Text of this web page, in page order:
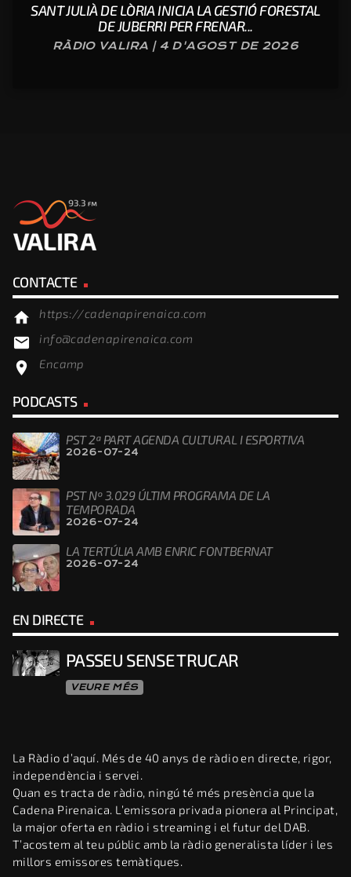
SANT JULIÀ DE LÒRIA INICIA LA GESTIÓ FORESTAL
DE JUBERRI PER FRENAR...
RÀDIO VALIRA | 4 D'AGOST DE 2026
CONTACTE
home https://cadenapirenaica.com
email info@cadenapirenaica.com
location_on Encamp
PODCASTS
PST 2ª PART AGENDA CULTURAL I ESPORTIVA
2026-07-24
PST Nº 3.029 ÚLTIM PROGRAMA DE LA
TEMPORADA
2026-07-24
LA TERTÚLIA AMB ENRIC FONTBERNAT
2026-07-24
EN DIRECTE
PASSEU SENSE TRUCAR
VEURE MÉS
La Ràdio d’aquí. Més de 40 anys de ràdio en directe, rigor,
independència i servei.
Quan es tracta de ràdio, ningú té més presència que la
Cadena Pirenaica. L’emissora privada pionera al Principat,
la major oferta en ràdio i streaming i el futur del DAB.
T’acostem al teu públic amb la ràdio generalista líder i les
millors emissores temàtiques.